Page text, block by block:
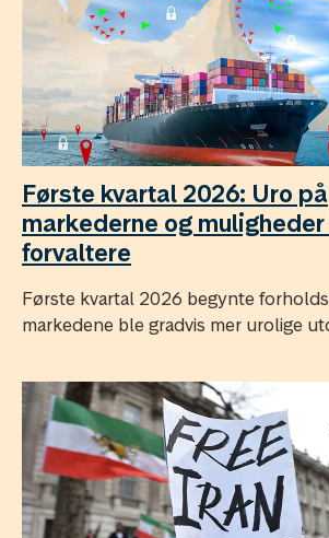
Første kvartal 2026: Uro på
markederne og
forvaltere
Første kvartal 2026 begynte
markedene ble gradvis mer urolige